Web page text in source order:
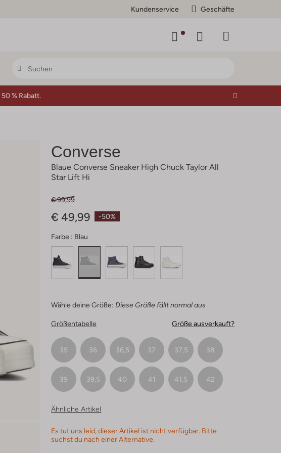
Kundenservice Geschäfte
50 % Rabatt.
Converse
Blaue Converse Sneaker High Chuck Taylor All
Star Lift Hi
-50%
€ 99,99
€ 49,99
Farbe : Blau
Wähle deine Größe: Diese Größe fällt normal aus
Größentabelle Größe ausverkauft?
35 36 36,5 37 37,5 38
39 39,5 40 41 41,5 42
Ähnliche Artikel
Es tut uns leid, dieser Artikel ist nicht verfügbar. Bitte
suchst du nach einer Alternative.